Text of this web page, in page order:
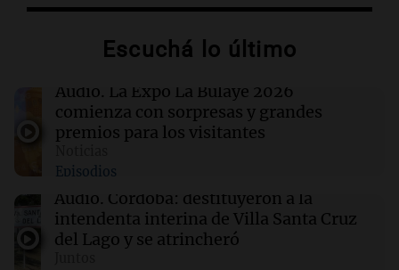
reclamo del Kennel Club por los criaderos de
11:39 Mundo
Un hombre se enfrenta al brote de ébola más
veloz de la historia sin recibir salario
11:38 Sociedad
Una joven vivió un aterrador momento en un
micro: denunció que un pasajero se masturbó
frente a ella
Escuchá lo último
Audio. La Expo La Bulaye 2026
comienza con sorpresas y grandes
premios para los visitantes
Episodios
Audio. Córdoba: destituyeron a la
intendenta interina de Villa Santa Cruz
del Lago y se atrincheró